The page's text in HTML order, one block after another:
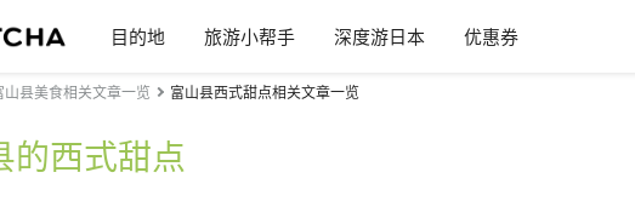
目的地 旅游小帮手 深度游日本 优惠券
山县美食相关文章一览 富山县西式甜点相关文章一览
的西式甜点